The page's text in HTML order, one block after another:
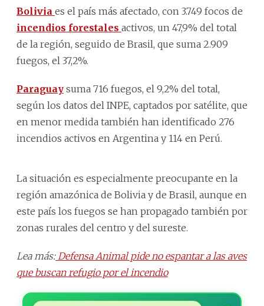
Bolivia es el país más afectado, con 3.749 focos de
incendios forestales activos, un 47,9% del total
de la región, seguido de Brasil, que suma 2.909
fuegos, el 37,2%.
Paraguay suma 716 fuegos, el 9,2% del total,
según los datos del INPE, captados por satélite, que
en menor medida también han identificado 276
incendios activos en Argentina y 114 en Perú.
La situación es especialmente preocupante en la
región amazónica de Bolivia y de Brasil, aunque en
este país los fuegos se han propagado también por
zonas rurales del centro y del sureste.
Lea más:Defensa Animal pide no espantar a las aves
que buscan refugio por el incendio